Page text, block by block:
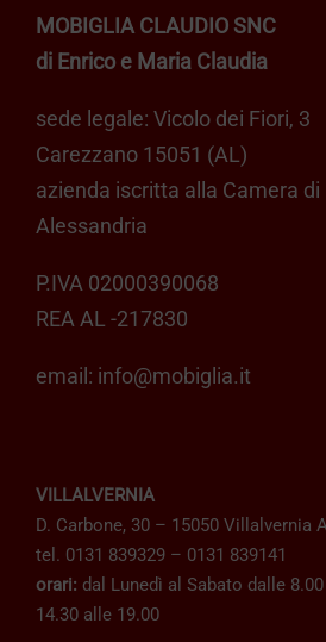
MOBIGLIA CLAUDIO SNC
di Enrico e Maria Claudia
sede legale: Vicolo dei Fiori, 3
Carezzano 15051 (AL)
azienda iscritta alla Camera
Alessandria
P.IVA 02000390068
REA AL -217830
email: info@mobiglia.it
VILLALVERNIA
D. Carbone, 30 – 15050 Villalvernia
tel. 0131 839329 – 0131 839141
orari: dal Lunedì al Sabato dalle
14.30 alle 19.00